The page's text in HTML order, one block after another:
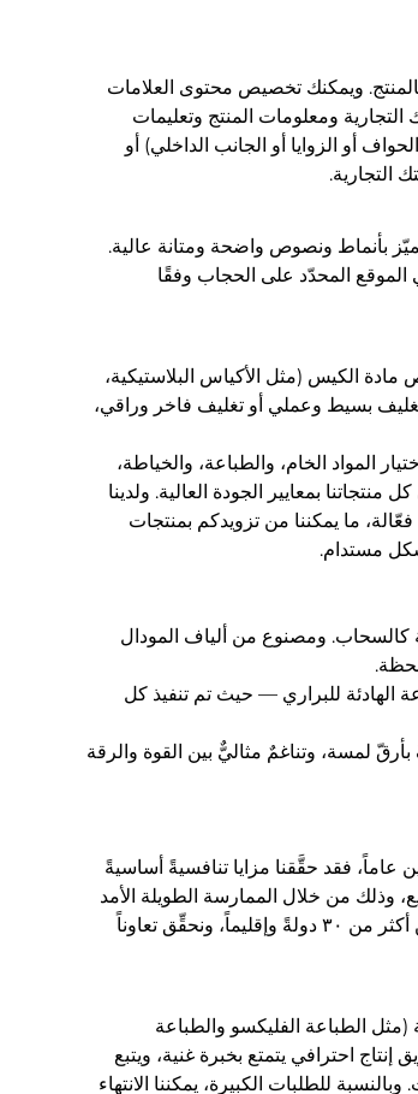
ويمكنك تخصيص محتوى العلامات
ومعلومات المنتج وتعليمات
أو الزوايا أو الجانب الداخلي) أو
التجارية.
بأنماط ونصوص واضحة ومتانة عالية.
المحدّد على الحجاب وفقًا
الكيس (مثل الأكياس البلاستيكية،
بسيط وعملي أو تغليف فاخر وراقي،
المواد الخام، والطباعة، والخياطة،
بمعايير الجودة العالية. ولدينا
فعّالة، ما يمكننا من تزويدكم بمنتجات
مستدام.
كالسحاب. ومصنوع من ألياف المودال
الهادئة للبراري — حيث تم تنفيذ كل
لمسة، وتناغمٌ مثاليٌّ بين القوة والرقة
فقد حقَّقنا مزايا تنافسيةً أساسيةً
وذلك من خلال الممارسة الطويلة الأمد
والتحسين المستمر. وتتيح لنا هذه المزايا أن نتميَّز في السوق العالمية، ونكتسب ثقة العملاء من أكثر من ٣٠ دولةً وإقليماً، ونحقِّق تعاوناً
الطباعة الفليكسو والطباعة
احترافي يتمتع بخبرة غنية، ويتبع
للطلبات الكبيرة، يمكننا الانتهاء